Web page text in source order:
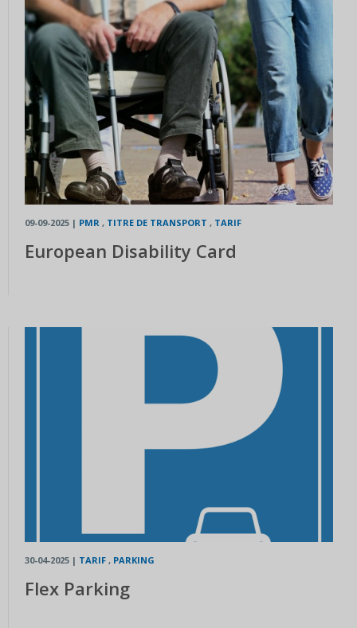
09-09-2025 | PMR , TITRE DE TRANSPORT , TARIF
European Disability Card
30-04-2025 | TARIF , PARKING
Flex Parking